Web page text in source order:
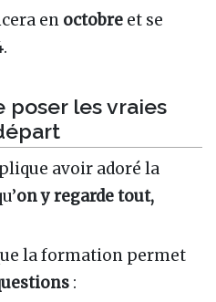
en octobre et se
.
poser les vraies
avoir adoré la
on y regarde tout,
la formation permet
: